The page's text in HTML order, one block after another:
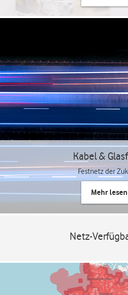
Kabel &
Festnetz der
Mehr lesen
Netz-